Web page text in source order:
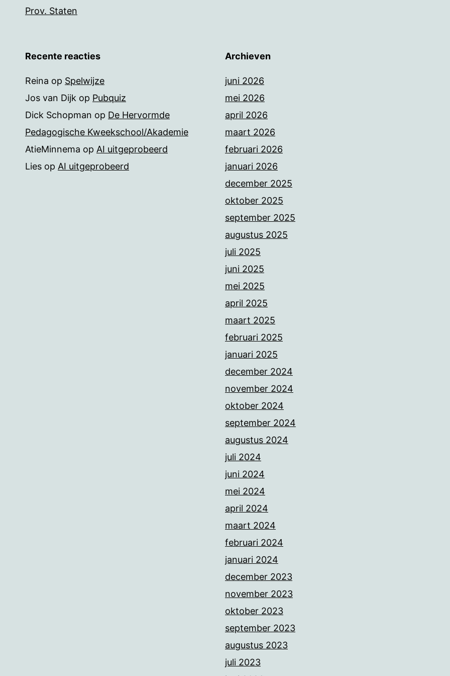
Prov. Staten
Recente reacties
Reina op Spelwijze
Jos van Dijk op Pubquiz
Dick Schopman op De Hervormde
Pedagogische Kweekschool/Akademie
AtieMinnema op AI uitgeprobeerd
Lies op AI uitgeprobeerd
Archieven
juni 2026
mei 2026
april 2026
maart 2026
februari 2026
januari 2026
december 2025
oktober 2025
september 2025
augustus 2025
juli 2025
juni 2025
mei 2025
april 2025
maart 2025
februari 2025
januari 2025
december 2024
november 2024
oktober 2024
september 2024
augustus 2024
juli 2024
juni 2024
mei 2024
april 2024
maart 2024
februari 2024
januari 2024
december 2023
november 2023
oktober 2023
september 2023
augustus 2023
juli 2023